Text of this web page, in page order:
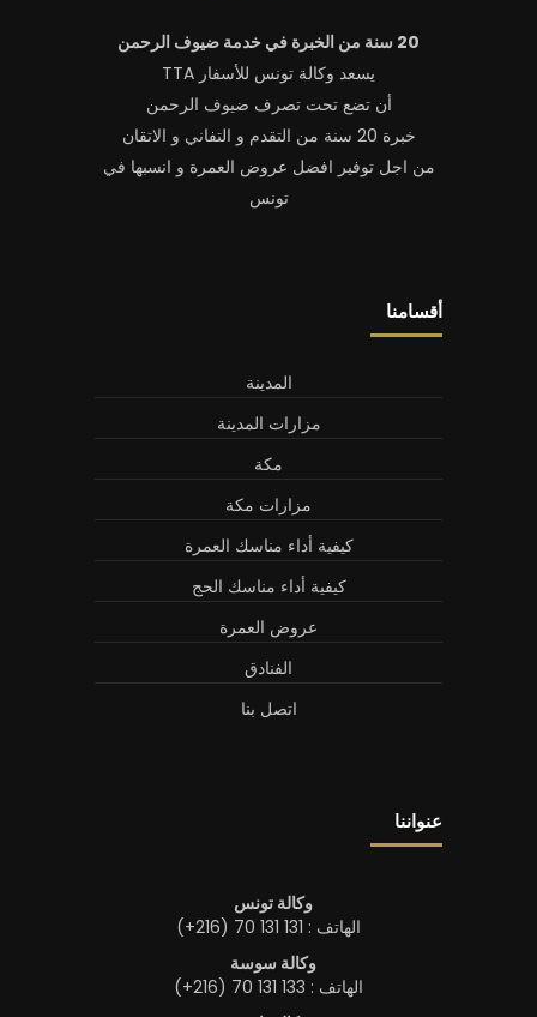
20 سنة من الخبرة في خدمة ضيوف الرحمن
يسعد وكالة تونس للأسفار TTA
أن تضع تحت تصرف ضيوف الرحمن
خبرة 20 سنة من التقدم و التفاني و الاتقان
من اجل توفير افضل عروض العمرة و انسبها في
تونس
أقسامنا
المدينة
مزارات المدينة
مكة
مزارات مكة
كيفية أداء مناسك العمرة
كيفية أداء مناسك الحج
عروض العمرة
الفنادق
اتصل بنا
عنواننا
وكالة تونس
الهاتف : 131 131 70 (216+)
وكالة سوسة
الهاتف : 133 131 70 (216+)